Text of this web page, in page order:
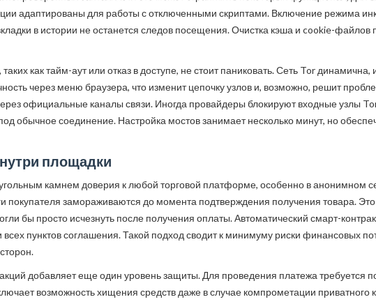
адаптированы для работы с отключенными скриптами. Включение режима
в истории не останется следов посещения. Очистка кэша и cookie-
как тайм-аут или отказ в доступе, не стоит паниковать. Сеть Tor
через меню браузера, что изменит цепочку узлов и, возможно, решит
официальные каналы связи. Иногда провайдеры блокируют входные узлы
обычное соединение. Настройка мостов занимает несколько минут, но
площадки
камнем доверия к любой торговой платформе, особенно в анонимном
покупателя замораживаются до момента подтверждения получения товара.
бы просто исчезнуть после получения оплаты. Автоматический смарт-
пунктов соглашения. Такой подход сводит к минимуму риски финансовых
добавляет еще один уровень защиты. Для проведения платежа требуется
возможность хищения средств даже в случае компрометации приватного